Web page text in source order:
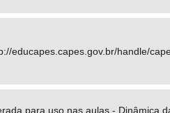
educapes.capes.gov.br/handle/
para uso nas aulas - Dinâmica